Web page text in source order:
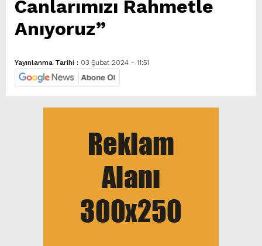
Canlarımızı Rahmetle
Anıyoruz”
Yayınlanma Tarihi : 03 Şubat 2024 - 11:51